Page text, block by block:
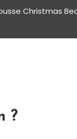
Christmas
?